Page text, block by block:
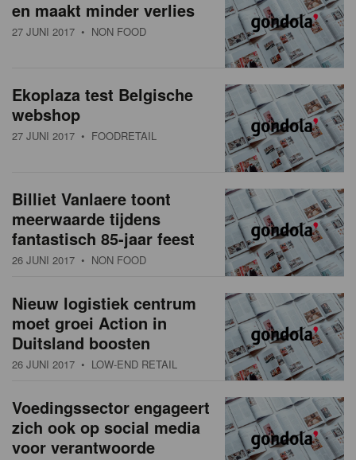
c
en maakt minder verlies
27 JUNI 2017 • NON FOOD
Ekoplaza test Belgische
webshop
27 JUNI 2017 • FOODRETAIL
Billiet Vanlaere toont
meerwaarde tijdens
fantastisch 85-jaar feest
26 JUNI 2017 • NON FOOD
Nieuw logistiek centrum
moet groei Action in
Duitsland boosten
26 JUNI 2017 • LOW-END RETAIL
Voedingssector engageert
zich ook op social media
voor verantwoorde